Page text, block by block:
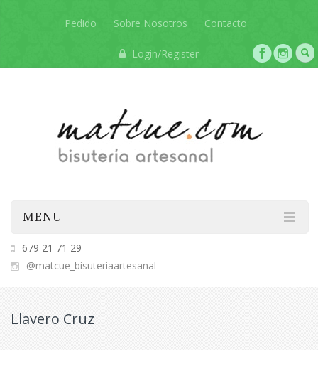
Pedido Sobre Nosotros Contacto
Login/Register
MENU
679 21 71 29
@matcue_bisuteriaartesanal
Llavero Cruz